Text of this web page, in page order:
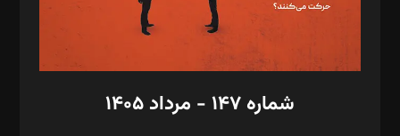
گرافیک و صفحه‌آرایی: سید‌سبحان‌علی ثابت
مد‌یر توسعه تجاری: کامبیز برید‌
امور مالی: شاپور رهبری، محمد‌ کاظمی‌نیا
شماره ۱۴۷ - مرداد ۱۴۰۵